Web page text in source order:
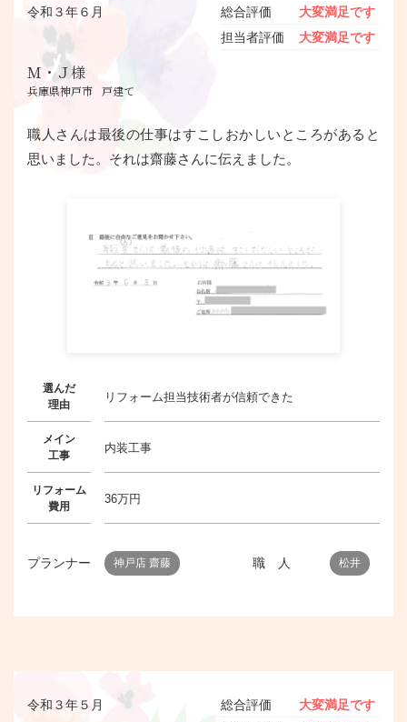
令和３年６月
Ｍ・Ｊ様
兵庫県神戸市 戸建て
総合評価
大変満足です
担当者評価
大変満足です
職人さんは最後の仕事はすこしおかしいところがあると
思いました。それは齋藤さんに伝えました。
選んだ
理由
リフォーム担当技術者が信頼できた
メイン
工事
内装工事
リフォーム
費用
36万円
プランナー 神戸店 齋藤 職 人 松井
令和３年５月 総合評価
大変満足です